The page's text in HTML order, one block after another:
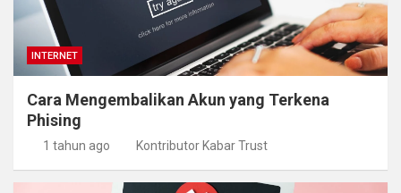
INTERNET
Cara Mengembalikan Akun yang Terkena
Phising
1 tahun ago Kontributor Kabar Trust